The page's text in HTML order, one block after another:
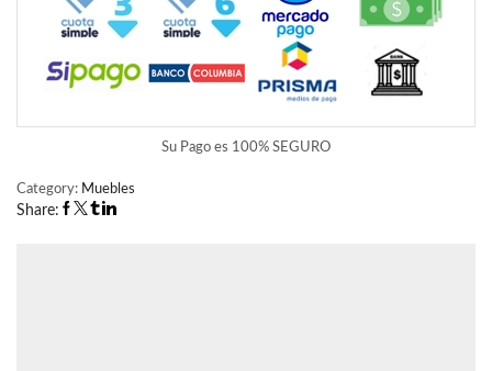
Su Pago es 100% SEGURO
Category: Muebles
Share: